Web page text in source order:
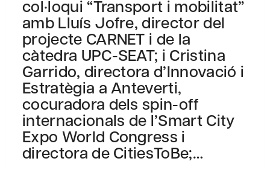
col·loqui “Transport i mobilitat”
amb Lluís Jofre, director del
projecte CARNET i de la
càtedra UPC-SEAT; i Cristina
Garrido, directora d’Innovació i
Estratègia a Anteverti,
cocuradora dels spin-off
internacionals de l’Smart City
Expo World Congress i
directora de CitiesToBe;…